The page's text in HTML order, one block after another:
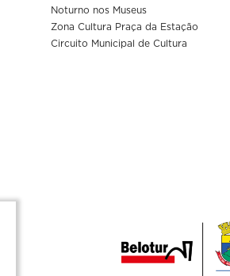
Noturno nos Museus
Zona Cultura Praça da Estação
Circuito Municipal de Cultura